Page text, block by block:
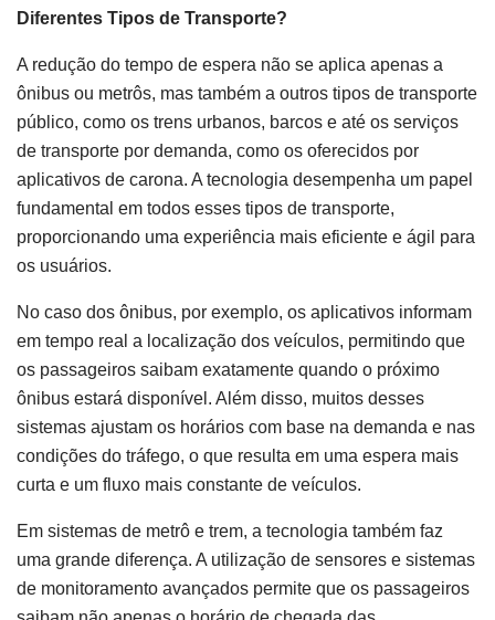
Diferentes Tipos de Transporte?
A redução do tempo de espera não se aplica apenas a
ônibus ou metrôs, mas também a outros tipos de transporte
público, como os trens urbanos, barcos e até os serviços
de transporte por demanda, como os oferecidos por
aplicativos de carona. A tecnologia desempenha um papel
fundamental em todos esses tipos de transporte,
proporcionando uma experiência mais eficiente e ágil para
os usuários.
No caso dos ônibus, por exemplo, os aplicativos informam
em tempo real a localização dos veículos, permitindo que
os passageiros saibam exatamente quando o próximo
ônibus estará disponível. Além disso, muitos desses
sistemas ajustam os horários com base na demanda e nas
condições do tráfego, o que resulta em uma espera mais
curta e um fluxo mais constante de veículos.
Em sistemas de metrô e trem, a tecnologia também faz
uma grande diferença. A utilização de sensores e sistemas
de monitoramento avançados permite que os passageiros